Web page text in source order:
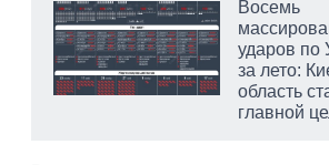
Восемь
ударов по
за лето:
область
главной